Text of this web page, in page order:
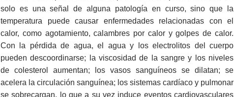
solo es una señal de alguna patología en curso, sino que la
temperatura puede causar enfermedades relacionadas con el
calor, como agotamiento, calambres por calor y golpes de calor.
Con la pérdida de agua, el agua y los electrolitos del cuerpo
pueden descoordinarse; la viscosidad de la sangre y los niveles
de colesterol aumentan; los vasos sanguíneos se dilatan; se
acelera la circulación sanguínea; los sistemas cardíaco y pulmonar
se sobrecargan, lo que a su vez induce eventos cardiovasculares